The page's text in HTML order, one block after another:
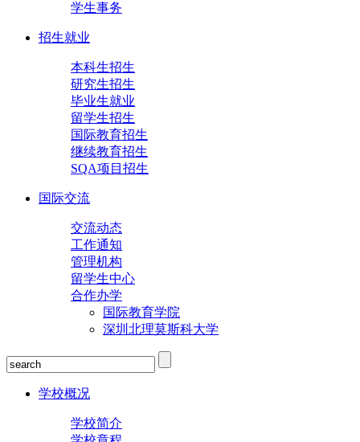
学生事务
招生就业
本科生招生
研究生招生
毕业生就业
留学生招生
国际教育招生
继续教育招生
SQA项目招生
国际交流
交流动态
工作通知
管理机构
留学生中心
合作办学
国际教育学院
深圳北理莫斯科大学
学校概况
学校简介